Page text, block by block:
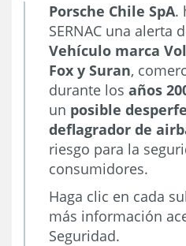
Porsche Chile SpA.
SERNAC una alerta
Vehículo marca
Fox y Suran,
durante los años
un posible
deflagrador de
riesgo para la
consumidores.
Haga clic en cada
más información
Seguridad.